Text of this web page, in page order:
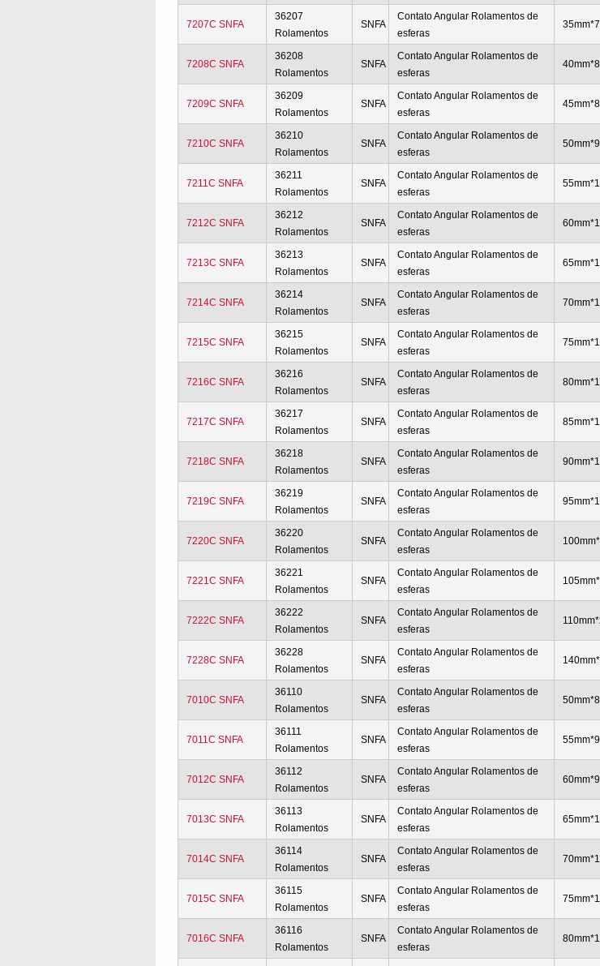
7207C SNFA
36207
Rolamentos
SNFA
Contato Angular Rolamentos de
esferas
7208C SNFA
36208
Rolamentos
SNFA
Contato Angular Rolamentos de
esferas
7209C SNFA
36209
Rolamentos
SNFA
Contato Angular Rolamentos de
esferas
7210C SNFA
36210
Rolamentos
SNFA
Contato Angular Rolamentos de
esferas
7211C SNFA
36211
Rolamentos
SNFA
Contato Angular Rolamentos de
esferas
7212C SNFA
36212
Rolamentos
SNFA
Contato Angular Rolamentos de
esferas
7213C SNFA
36213
Rolamentos
SNFA
Contato Angular Rolamentos de
esferas
7214C SNFA
36214
Rolamentos
SNFA
Contato Angular Rolamentos de
esferas
7215C SNFA
36215
Rolamentos
SNFA
Contato Angular Rolamentos de
esferas
7216C SNFA
36216
Rolamentos
SNFA
Contato Angular Rolamentos de
esferas
7217C SNFA
36217
Rolamentos
SNFA
Contato Angular Rolamentos de
esferas
7218C SNFA
36218
Rolamentos
SNFA
Contato Angular Rolamentos de
esferas
7219C SNFA
36219
Rolamentos
SNFA
Contato Angular Rolamentos de
esferas
7220C SNFA
36220
Rolamentos
SNFA
Contato Angular Rolamentos de
esferas
7221C SNFA
36221
Rolamentos
SNFA
Contato Angular Rolamentos de
esferas
7222C SNFA
36222
Rolamentos
SNFA
Contato Angular Rolamentos de
esferas
7228C SNFA
36228
Rolamentos
SNFA
Contato Angular Rolamentos de
esferas
7010C SNFA
36110
Rolamentos
SNFA
Contato Angular Rolamentos de
esferas
7011C SNFA
36111
Rolamentos
SNFA
Contato Angular Rolamentos de
esferas
7012C SNFA
36112
Rolamentos
SNFA
Contato Angular Rolamentos de
esferas
7013C SNFA
36113
Rolamentos
SNFA
Contato Angular Rolamentos de
esferas
7014C SNFA
36114
Rolamentos
SNFA
Contato Angular Rolamentos de
esferas
7015C SNFA
36115
Rolamentos
SNFA
Contato Angular Rolamentos de
esferas
7016C SNFA
36116
Rolamentos
SNFA
Contato Angular Rolamentos de
esferas